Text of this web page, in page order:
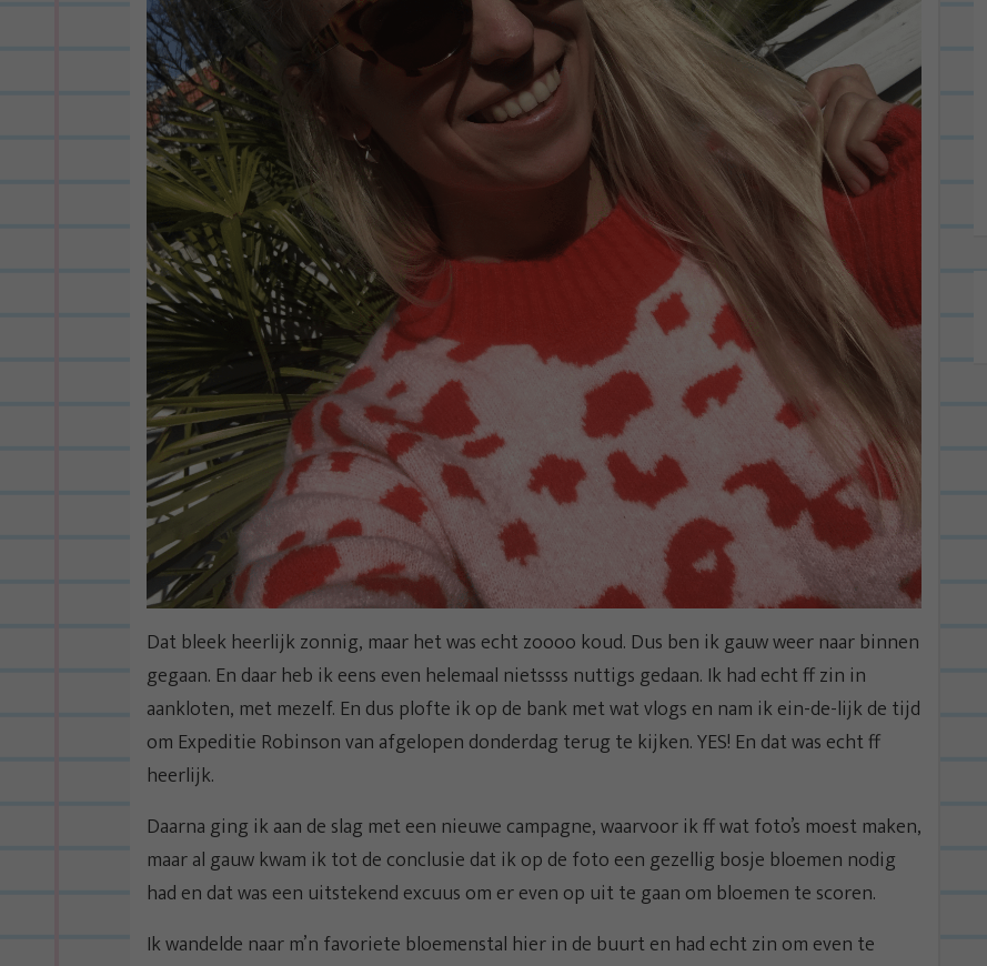
Dat bleek heerlijk zonnig, maar het was echt zoooo koud. Dus ben ik gauw weer naar binnen
gegaan. En daar heb ik eens even helemaal nietssss nuttigs gedaan. Ik had echt ff zin in
aankloten, met mezelf. En dus plofte ik op de bank met wat vlogs en nam ik ein-de-lijk de tijd
om Expeditie Robinson van afgelopen donderdag terug te kijken. YES! En dat was echt ff
heerlijk.
Daarna ging ik aan de slag met een nieuwe campagne, waarvoor ik ff wat foto’s moest maken,
maar al gauw kwam ik tot de conclusie dat ik op de foto een gezellig bosje bloemen nodig
had en dat was een uitstekend excuus om er even op uit te gaan om bloemen te scoren.
Ik wandelde naar m’n favoriete bloemenstal hier in de buurt en had echt zin om even te